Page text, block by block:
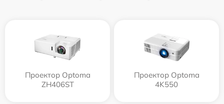
Проектор Optoma
ZH406ST
Проектор Optoma
4K550